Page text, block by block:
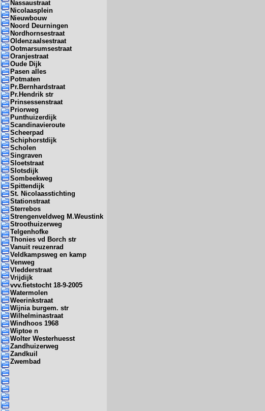
Nassaustraat
Nicolaasplein
Nieuwbouw
Noord Deurningen
Nordhornsestraat
Oldenzaalsestraat
Ootmarsumsestraat
Oranjestraat
Oude Dijk
Pasen alles
Potmaten
Pr.Bernhardstraat
Pr.Hendrik str
Prinsessenstraat
Priorweg
Punthuizerdijk
Scandinavieroute
Scheerpad
Schiphorstdijk
Scholen
Singraven
Sloetstraat
Slotsdijk
Sombeekweg
Spittendijk
St. Nicolaasstichting
Stationstraat
Sterrebos
Strengenveldweg M.Weustink
Stroothuizerweg
Telgenhofke
Thonies vd Borch str
Vanuit reuzenrad
Veldkampsweg en kamp
Venweg
Vledderstraat
Vrijdijk
vvv.fietstocht 18-9-2005
Watermolen
Weerinkstraat
Wijnia burgem. str
Wilhelminastraat
Windhoos 1968
Wiptoe n
Wolter Westerhuesst
Zandhuizerweg
Zandkuil
Zwembad